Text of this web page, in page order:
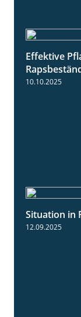
Effektive
10.10.2025
Situation in
12.09.2025